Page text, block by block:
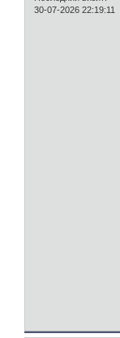
30-07-2026 22:19:11